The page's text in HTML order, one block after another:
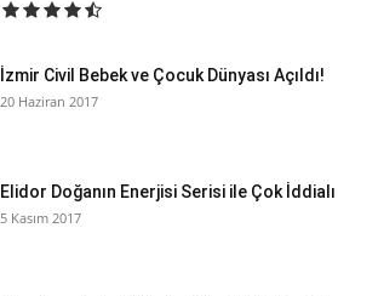
İzmir Civil Bebek ve Çocuk Dünyası Açıldı!
20 Haziran 2017
Elidor Doğanın Enerjisi Serisi ile Çok İddialı
5 Kasım 2017